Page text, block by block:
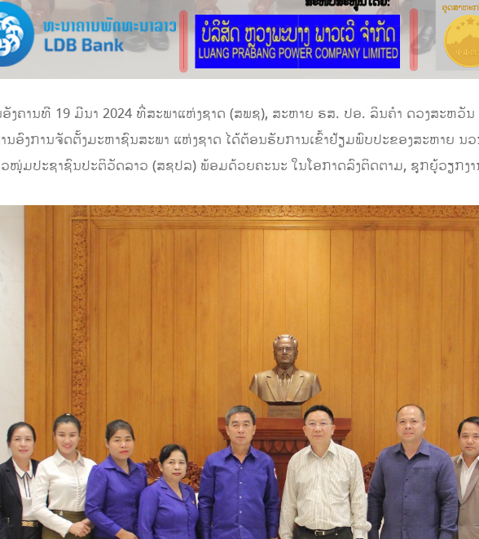
ງຄານທີ 19 ມີນາ 2024 ທີ່ສະພາແຫ່ງຊາດ (ສພຊ), ສະຫາຍ ຮສ. ປອ. ລິນຄຳ ດວງສະຫວັ
ນອົງການຈັດຕັ້ງມະຫາຊົນສະພາ ແຫ່ງຊາດ ໄດ້ຕ້ອນຮັບການເຂົ້າຢ້ຽມພົບປະຂອງສະຫາຍ ນ
ວໜຸ່ມປະຊາຊົນປະຕິວັດລາວ (ສຊປລ) ພ້ອມດ້ວຍຄະນະ ໃນໂອກາດລົງຕິດຕາມ, ຊຸກຍູ້ວຽກງ